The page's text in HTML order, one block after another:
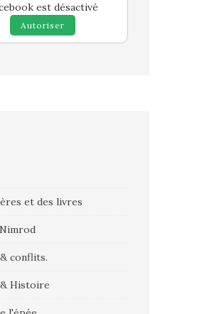
est désactivé
Autoriser
et des livres
conflits.
Histoire